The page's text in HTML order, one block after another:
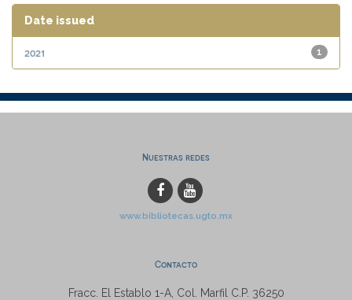
Date issued
1
2021
Nuestras redes
www.bibliotecas.ugto.mx
Contacto
Fracc. El Establo 1-A, Col. Marfil C.P. 36250